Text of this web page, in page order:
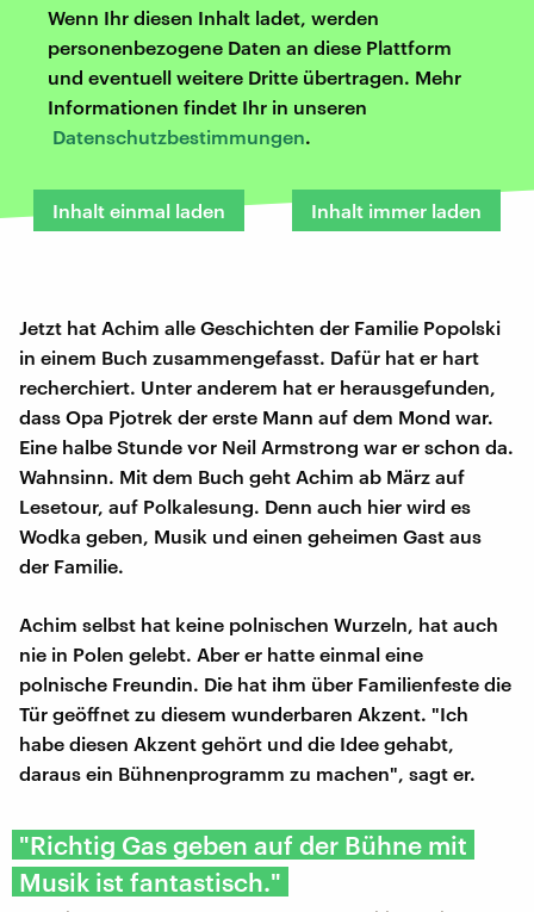
Wenn Ihr diesen Inhalt ladet, werden
personenbezogene Daten an diese Plattform
und eventuell weitere Dritte übertragen. Mehr
Informationen findet Ihr in unseren
Datenschutzbestimmungen.
Inhalt einmal laden Inhalt immer laden
Jetzt hat Achim alle Geschichten der Familie Popolski
in einem Buch zusammengefasst. Dafür hat er hart
recherchiert. Unter anderem hat er herausgefunden,
dass Opa Pjotrek der erste Mann auf dem Mond war.
Eine halbe Stunde vor Neil Armstrong war er schon da.
Wahnsinn. Mit dem Buch geht Achim ab März auf
Lesetour, auf Polkalesung. Denn auch hier wird es
Wodka geben, Musik und einen geheimen Gast aus
der Familie.
Achim selbst hat keine polnischen Wurzeln, hat auch
nie in Polen gelebt. Aber er hatte einmal eine
polnische Freundin. Die hat ihm über Familienfeste die
Tür geöffnet zu diesem wunderbaren Akzent. "Ich
habe diesen Akzent gehört und die Idee gehabt,
daraus ein Bühnenprogramm zu machen", sagt er.
"Richtig Gas geben auf der Bühne mit
Musik ist fantastisch."